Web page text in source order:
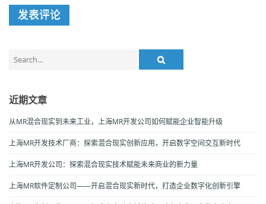
for:
近期文章
从MR混合现实到未来工业，上海MR开发公司如何赋能企业智能升级
上海MR开发技术厂商：探索混合现实创新应用，开启数字空间交互新时代
上海MR开发公司：探索混合现实技术赋能未来商业的新力量
上海MR软件定制公司——开启混合现实新时代，打造企业数字化创新引擎